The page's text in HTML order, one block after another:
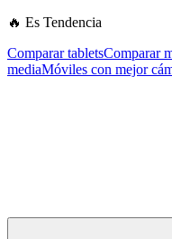
🔥 Es Tendencia
Comparar tabletsComparar
mediaMóviles con mejor